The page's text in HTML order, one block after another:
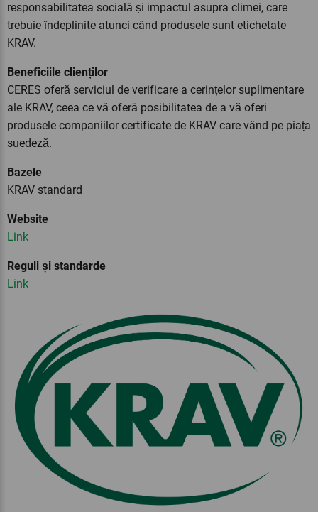
responsabilitatea socială și impactul asupra climei, care
trebuie îndeplinite atunci când produsele sunt etichetate
KRAV.
Beneficiile clienților
CERES oferă serviciul de verificare a cerințelor suplimentare
ale KRAV, ceea ce vă oferă posibilitatea de a vă oferi
produsele companiilor certificate de KRAV care vând pe piața
suedeză.
Bazele
KRAV standard
Website
Link
Reguli și standarde
Link